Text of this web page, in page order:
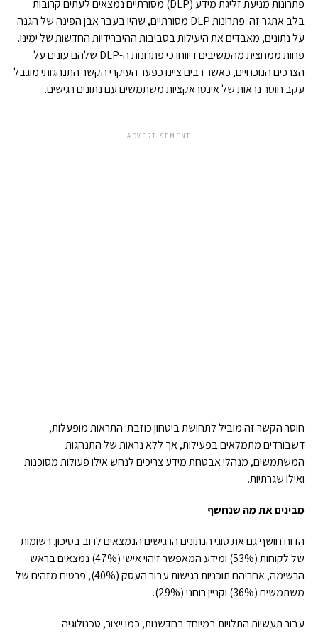
פתרונות מניעת זליגת מידע (DLP) מסורתיים נמצאים לעתים קרובות
בלב אתגר זה. פתרונות DLP מסורתיים, שהיו בעבר אבן הפינה של הגנה
על נתונים, מאבדים את היעילות בסביבות ההיברידיות החדשות של ימינו.
פחות ממחצית מהמשיבים דיווחו כי פתרונות ה-DLP שלהם עונים על
הצרכים הנוכחיים, כאשר רבים ציינו כפער העיקרי הקשר התנהגותי מוגבל
עקב חוסר נראות של אינטראקציות משתמשים עם נתונים רגישים.
ADVERTISEMENT
חוסר הקשר זה מוביל לתחושת ביטחון כוזבת: התראות מופעלות,
דשבורדים מתמלאים בפעילות, אך ללא נראות של התנהגות
המשתמשים, מנהלי אבטחת מידע צריכים לנחש אילו פעולות מסוכנות
ואילו שגרתיות.
מבינים את מה שנחשף
הדוח חושף גם את סוגי הנתונים הרגישים הנמצאים לרוב בסיכון. רשומות
של לקוחות (53%) ומידע המאפשר זיהוי אישי (47%) נמצאים בראש
הרשימה, אחריהם תוכניות רגישות עבור העסק (40%), פרטים מזהים של
משתמשים (36%) וקניין רוחני (29%).
עבור תעשיות התלויות במיוחד בחדשנות, כמו ייצור, טכנולוגיה